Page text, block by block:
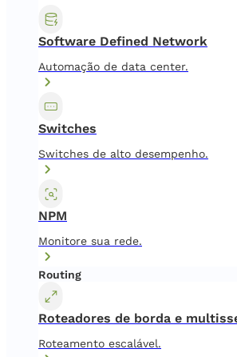
Software Defined Network
Automação de data center.
Switches
Switches de alto desempenho.
NPM
Monitore sua rede.
Routing
Roteadores de borda e
Roteamento escalável.